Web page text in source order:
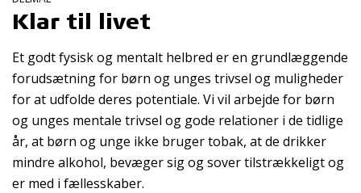
Klar til livet
Et godt fysisk og mentalt helbred er en grundlæggende
forudsætning for børn og unges trivsel og muligheder
for at udfolde deres potentiale. Vi vil arbejde for børn
og unges mentale trivsel og gode relationer i de tidlige
år, at børn og unge ikke bruger tobak, at de drikker
mindre alkohol, bevæger sig og sover tilstrækkeligt og
er med i fællesskaber.